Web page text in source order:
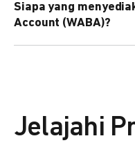
nanti tim kami bantu
WhatsApp bisnis yang
DOKU yang buatkan
Siapa yang
Account (WABA)?
Jelajahi